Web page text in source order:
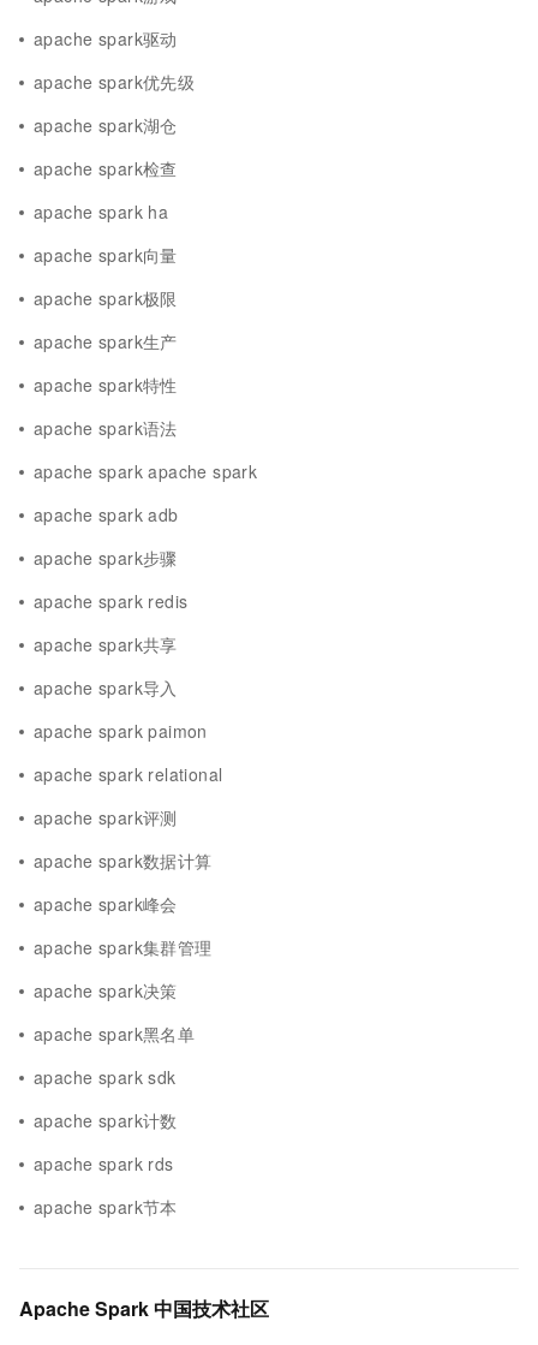
apache spark驱动
apache spark优先级
apache spark湖仓
apache spark检查
apache spark ha
apache spark向量
apache spark极限
apache spark生产
apache spark特性
apache spark语法
apache spark apache spark
apache spark adb
apache spark步骤
apache spark redis
apache spark共享
apache spark导入
apache spark paimon
apache spark relational
apache spark评测
apache spark数据计算
apache spark峰会
apache spark集群管理
apache spark决策
apache spark黑名单
apache spark sdk
apache spark计数
apache spark rds
apache spark节本
Apache Spark 中国技术社区